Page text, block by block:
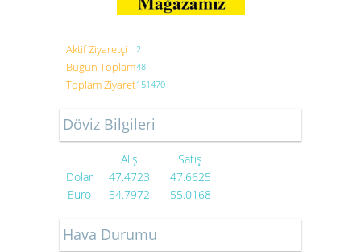
Aktif Ziyaretçi 2
Bugün Toplam48
Toplam Ziyaret151470
Döviz Bilgileri
Alış
Satış
Dolar
47.4723
47.6625
Euro
54.7972 55.0168
Hava Durumu